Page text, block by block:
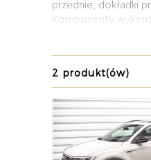
przednie, dokładki
Komponenty
premium. Dzięki
Pakiety Maxton
stylistycznie i
mu maksymalnie
wyróżniał się
2 produkt(ów)